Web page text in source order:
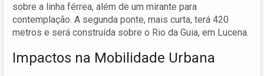
sobre a linha férrea, além de um mirante para
contemplação. A segunda ponte, mais curta, terá 420
metros e será construída sobre o Rio da Guia, em Lucena.
Impactos na Mobilidade Urbana